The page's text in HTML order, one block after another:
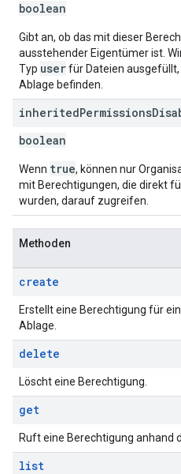
boolean
Gibt an, ob das mit dieser
ausstehender Eigentümer ist.
Typ userfür Dateien
Ablage befinden.
inheritedPermissions
boolean
Wenn true, können nur
mit Berechtigungen, die direkt
wurden, darauf zugreifen.
Methoden
create
Erstellt eine Berechtigung für
Ablage.
delete
Löscht eine Berechtigung.
get
Ruft eine Berechtigung anhand
list